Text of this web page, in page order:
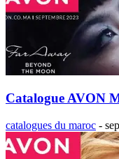
Catalogue AVON
catalogues du maroc -